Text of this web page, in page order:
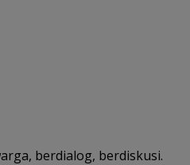
berdialog, berdiskusi.